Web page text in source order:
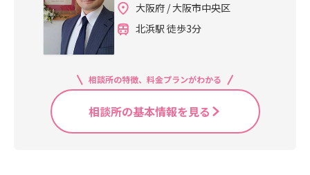
大阪府 / 大阪市中央区
北浜駅 徒歩3分
相談所の特徴、料金プランがわかる
相談所の基本情報を見る